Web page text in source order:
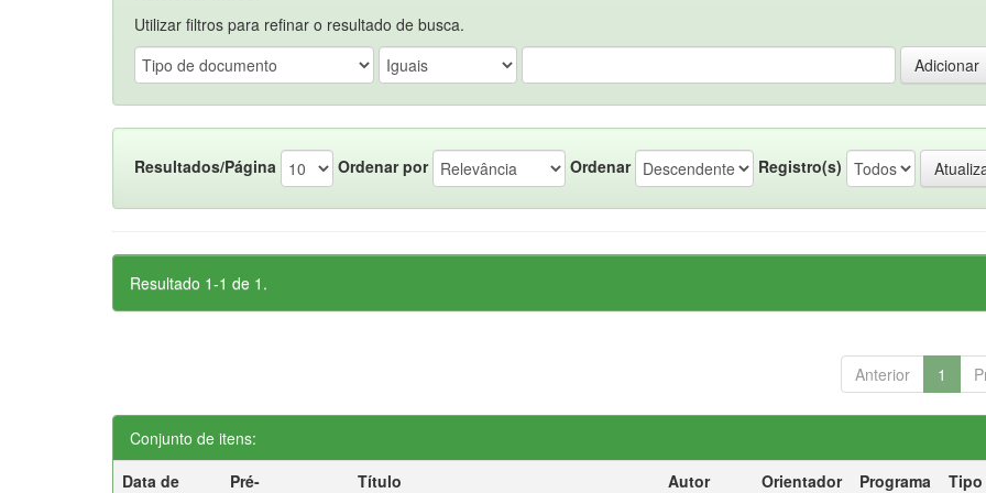
Utilizar filtros para refinar o resultado de busca.
Resultados/Página Ordenar por Ordenar Registro(s)
Resultado 1-1 de 1.
Anterior 1
Conjunto de itens:
Data de
Pré-
Título Autor Orientador Programa
Tipo